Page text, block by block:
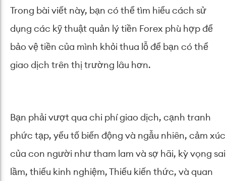
Trong bài viết này, bạn có thể tìm hiểu cách sử
dụng các kỹ thuật quản lý tiền Forex phù hợp để
bảo vệ tiền của mình khỏi thua lỗ để bạn có thể
giao dịch trên thị trường lâu hơn.
Bạn phải vượt qua chi phí giao dịch, cạnh tranh
phức tạp, yếu tố biến động và ngẫu nhiên, cảm xúc
của con người như tham lam và sợ hãi, kỳ vọng sai
lầm, thiếu kinh nghiệm, Thiếu kiến ​​thức, và quan